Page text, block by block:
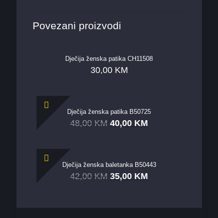
Povezani proizvodi
Dječija ženska patika CH11508
30,00 KM
Dječija ženska patika B50725
48,00 KM 40,00 KM
Dječija ženska baletanka B50443
42,00 KM 35,00 KM